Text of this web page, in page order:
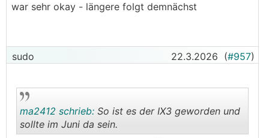
war sehr okay - längere folgt demnächst
sudo 22.3.2026 (#957)
ma2412 schrieb: So ist es der IX3 geworden und
sollte im Juni da sein.